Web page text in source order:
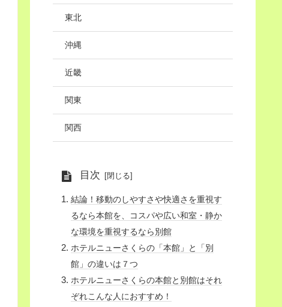
東北
沖縄
近畿
関東
関西
目次
結論！移動のしやすさや快適さを重視す
るなら本館を、コスパや広い和室・静か
な環境を重視するなら別館
ホテルニューさくらの「本館」と「別
館」の違いは７つ
ホテルニューさくらの本館と別館はそれ
ぞれこんな人におすすめ！